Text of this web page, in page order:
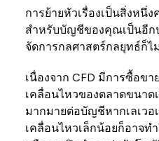
การย้ายหัวเรื่องเป็นสิ่งหนึ่
สำหรับบัญชีของคุณเป็นอีก
จัดการกลศาสตร์กลยุทธ์ก็
เนื่องจาก CFD มีการซื้อขา
เคลื่อนไหวของตลาดขนาด
มากมายต่อบัญชีหากเลเวอ
เคลื่อนไหวเล็กน้อยก็อาจท